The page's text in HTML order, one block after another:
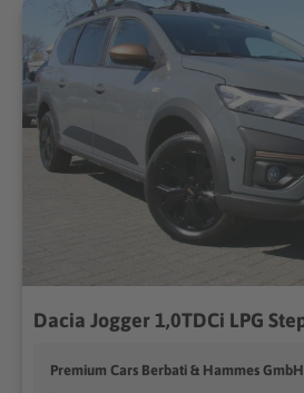
Premium Cars Berbati & Hammes GmbH